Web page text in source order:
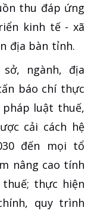
thu đáp ứng
kinh tế - xã
địa bàn tỉnh.
ngành, địa
báo chí thực
luật thuế,
cải cách hệ
đến mọi tổ
nâng cao tính
thực hiện
quy trình